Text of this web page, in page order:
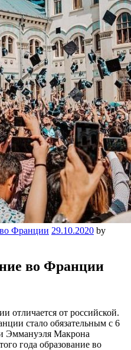
Франции 29.10.2020 by
во Франции
отличается от российской.
стало обязательным с 6
Эммануэля Макрона
года образование во